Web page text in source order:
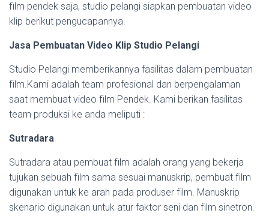
film pendek saja, studio pelangi siapkan pembuatan video
klip berikut pengucapannya.
Jasa Pembuatan Video Klip Studio Pelangi
Studio Pelangi memberikannya fasilitas dalam pembuatan
film.Kami adalah team profesional dan berpengalaman
saat membuat video film Pendek. Kami berikan fasilitas
team produksi ke anda meliputi :
Sutradara
Sutradara atau pembuat film adalah orang yang bekerja
tujukan sebuah film sama sesuai manuskrip, pembuat film
digunakan untuk ke arah pada produser film. Manuskrip
skenario digunakan untuk atur faktor seni dan film sinetron.